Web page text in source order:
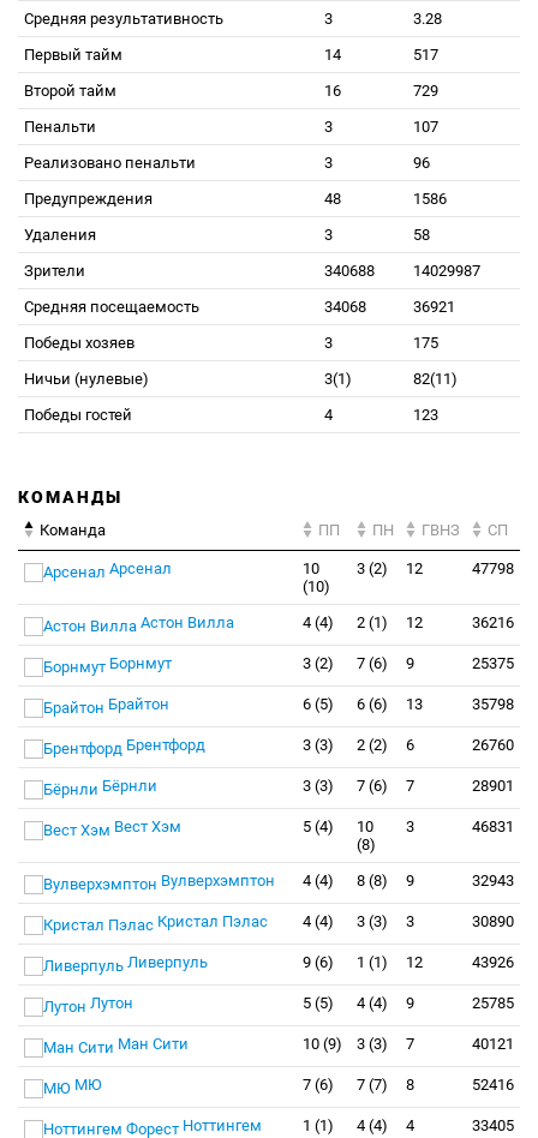
Средняя результативность
3
3.28
Первый тайм
14
517
Второй тайм
16
729
Пенальти
3
107
Реализовано пенальти
3
96
Предупреждения
48
1586
Удаления
3
58
Зрители
340688
14029987
Средняя посещаемость
34068
36921
Победы хозяев
3
175
Ничьи (нулевые)
3(1)
82(11)
Победы гостей
4 123
КОМАНДЫ
Команда ПП ПН ГВНЗ СП
Арсенал
10
(10)
3 (2) 12 47798
Астон Вилла 4 (4) 2 (1) 12 36216
Борнмут 3 (2) 7 (6) 9 25375
Брайтон 6 (5) 6 (6) 13 35798
Брентфорд 3 (3) 2 (2) 6 26760
Бёрнли 3 (3) 7 (6) 7 28901
Вест Хэм 5 (4)
10
(8)
3 46831
Вулверхэмптон 4 (4) 8 (8) 9 32943
Кристал Пэлас 4 (4) 3 (3) 3 30890
Ливерпуль 9 (6) 1 (1) 12 43926
Лутон 5 (5) 4 (4) 9 25785
Ман Сити 10 (9) 3 (3) 7 40121
МЮ 7 (6) 7 (7) 8 52416
Ноттингем
1 (1) 4 (4) 4 33405